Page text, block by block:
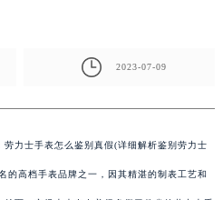
2023-07-09
劳力士手表怎么鉴别真假(详细解析鉴别劳力士
的高档手表品牌之一，因其精湛的制表工艺和